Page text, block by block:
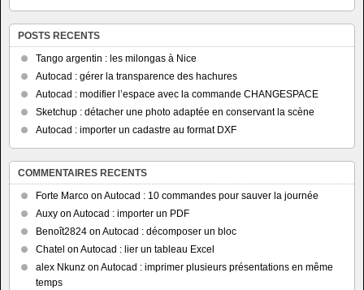
POSTS RECENTS
Tango argentin : les milongas à Nice
Autocad : gérer la transparence des hachures
Autocad : modifier l’espace avec la commande CHANGESPACE
Sketchup : détacher une photo adaptée en conservant la scène
Autocad : importer un cadastre au format DXF
COMMENTAIRES RECENTS
Forte Marco on Autocad : 10 commandes pour sauver la journée
Auxy on Autocad : importer un PDF
Benoît2824 on Autocad : décomposer un bloc
Chatel on Autocad : lier un tableau Excel
alex Nkunz on Autocad : imprimer plusieurs présentations en même
temps